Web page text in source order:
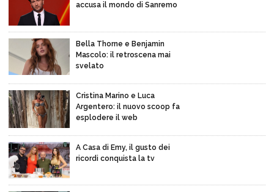
accusa il mondo di Sanremo
Bella Thorne e Benjamin
Mascolo: il retroscena mai
svelato
Cristina Marino e Luca
Argentero: il nuovo scoop fa
esplodere il web
A Casa di Emy, il gusto dei
ricordi conquista la tv